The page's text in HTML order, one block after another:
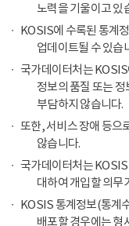
노력을 기울이고 있
KOSIS에 수록된 통계
업데이트될 수 있습
국가데이터처는
정보의 품질 또는
부담하지 않습니다.
또한, 서비스 장애 등으
않습니다.
국가데이터처는
대하여 개입할 의무
KOSIS 통계정보(통계
배포할 경우에는 형